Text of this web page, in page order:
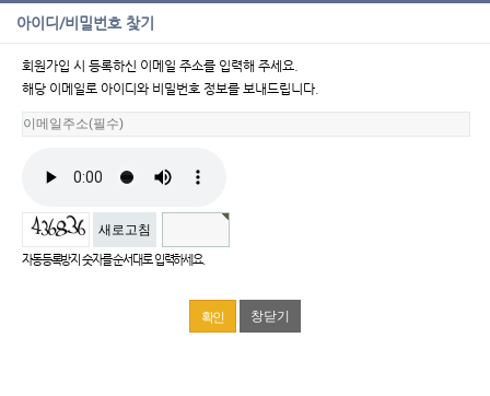
아이디/비밀번호 찾기
회원가입 시 등록하신 이메일 주소를 입력해 주세요.
해당 이메일로 아이디와 비밀번호 정보를 보내드립니다.
새로고침
자동등록방지 숫자를 순서대로 입력하세요.
창닫기